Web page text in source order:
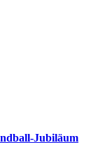
Jubiläum